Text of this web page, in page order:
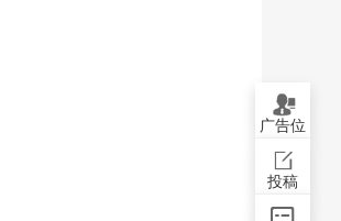
广告位
投稿